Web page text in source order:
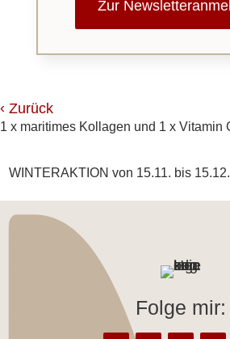
Zur
‹ Zurück
1 x maritimes Kollagen und 1 x Vitamin
WINTERAKTION von 15.11. bis
Folge mir: